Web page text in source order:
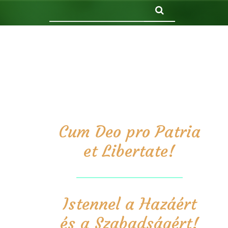
Cum Deo pro Patria
et Libertate!
Istennel a Hazáért
és a Szabadságért!